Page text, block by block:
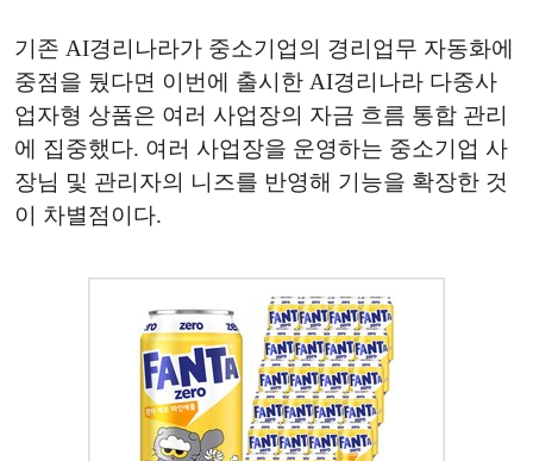
기존 AI경리나라가 중소기업의 경리업무 자동화에
중점을 뒀다면 이번에 출시한 AI경리나라 다중사
업자형 상품은 여러 사업장의 자금 흐름 통합 관리
에 집중했다. 여러 사업장을 운영하는 중소기업 사
장님 및 관리자의 니즈를 반영해 기능을 확장한 것
이 차별점이다.